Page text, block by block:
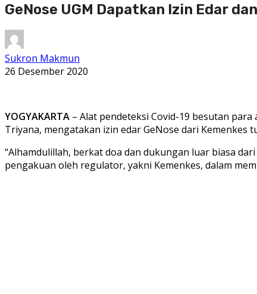
GeNose UGM Dapatkan Izin Edar
Sukron Makmun
26 Desember 2020
YOGYAKARTA – Alat pendeteksi Covid-19 besutan
Triyana, mengatakan izin edar GeNose dari Kemenkes
“Alhamdulillah, berkat doa dan dukungan luar biasa
pengakuan oleh regulator, yakni Kemenkes, dalam